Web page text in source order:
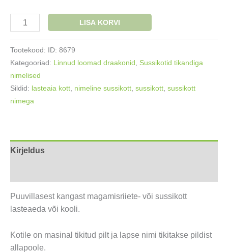
Nimega
sussikott
LISA KORVI
Tootekood: ID: 8679
Kategooriad: Linnud loomad draakonid, Sussikotid tikandiga
nimelised
Sildid: lasteaia kott, nimeline sussikott, sussikott, sussikott
nimega
Kirjeldus
Puuvillasest kangast magamisriiete- või sussikott
lasteaeda või kooli.
Kotile on masinal tikitud pilt ja lapse nimi tikitakse pildist
allapoole.